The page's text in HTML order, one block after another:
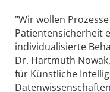
"Wir wollen
Patientensicherheit
individualisierte
Dr. Hartmuth
für Künstliche